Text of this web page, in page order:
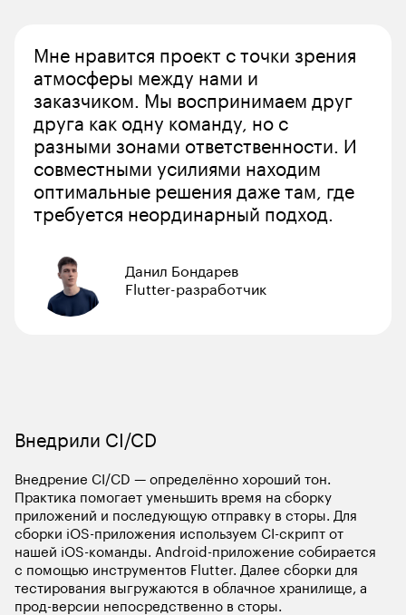
Мне нравится проект с точки зрения
атмосферы между нами и
заказчиком. Мы воспринимаем друг
друга как одну команду, но с
разными зонами ответственности. И
совместными усилиями находим
оптимальные решения даже там, где
требуется неординарный подход.
Данил Бондарев
Flutter-разработчик
Внедрение CI/CD — определённо хороший тон.
Практика помогает уменьшить время на сборку
приложений и последующую отправку в сторы. Для
сборки iOS-приложения используем CI-скрипт от
нашей iOS-команды. Android-приложение собирается
с помощью инструментов Flutter. Далее сборки для
тестирования выгружаются в облачное хранилище, а
прод-версии непосредственно в сторы.